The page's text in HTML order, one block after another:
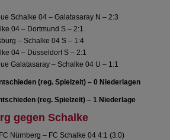
Schalke 04 – Galatasaray N – 2:3
04 – Dortmund S – 2:1
– Schalke 04 S – 1:4
04 – Düsseldorf S – 2:1
Galatasaray – Schalke 04 U – 1:1
(reg. Spielzeit) – 0 Niederlagen
(reg. Spielzeit) – 1 Niederlage
gegen Schalke
Nürnberg – FC Schalke 04 4:1 (3:0)